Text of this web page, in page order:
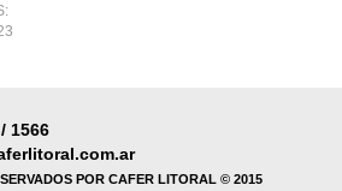
1566
POR CAFER LITORAL © 2015